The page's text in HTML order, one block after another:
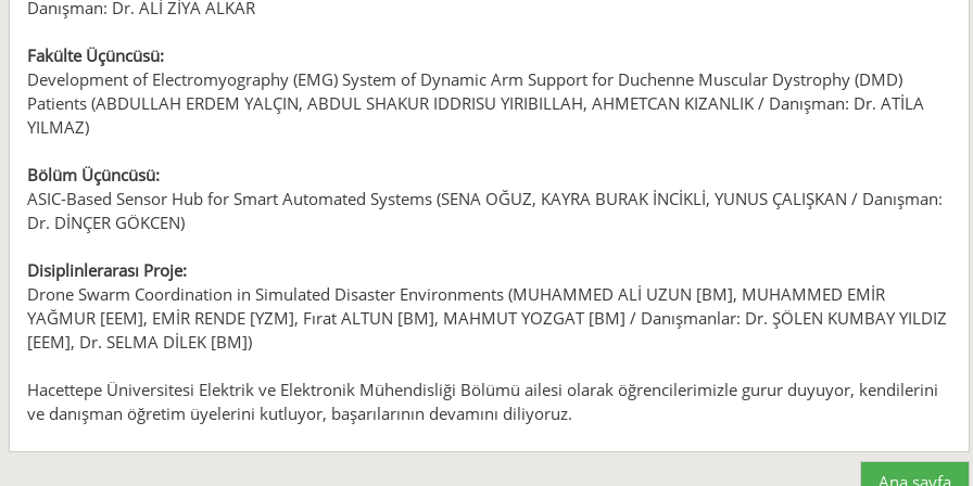
Danışman: Dr. ALİ ZİYA ALKAR
Fakülte Üçüncüsü:
Development of Electromyography (EMG) System of Dynamic Arm Support for Duchenne Muscular Dystrophy (DMD)
Patients (ABDULLAH ERDEM YALÇIN, ABDUL SHAKUR IDDRISU YIRIBILLAH, AHMETCAN KIZANLIK / Danışman: Dr. ATİLA
YILMAZ)
Bölüm Üçüncüsü:
ASIC-Based Sensor Hub for Smart Automated Systems (SENA OĞUZ, KAYRA BURAK İNCİKLİ, YUNUS ÇALIŞKAN / Danışman:
Dr. DİNÇER GÖKCEN)
Disiplinlerarası Proje:
Drone Swarm Coordination in Simulated Disaster Environments (MUHAMMED ALİ UZUN [BM], MUHAMMED EMİR
YAĞMUR [EEM], EMİR RENDE [YZM], Fırat ALTUN [BM], MAHMUT YOZGAT [BM] / Danışmanlar: Dr. ŞÖLEN KUMBAY YILDIZ
[EEM], Dr. SELMA DİLEK [BM])
Hacettepe Üniversitesi Elektrik ve Elektronik Mühendisliği Bölümü ailesi olarak öğrencilerimizle gurur duyuyor, kendilerini
ve danışman öğretim üyelerini kutluyor, başarılarının devamını diliyoruz.
Ana sayfa